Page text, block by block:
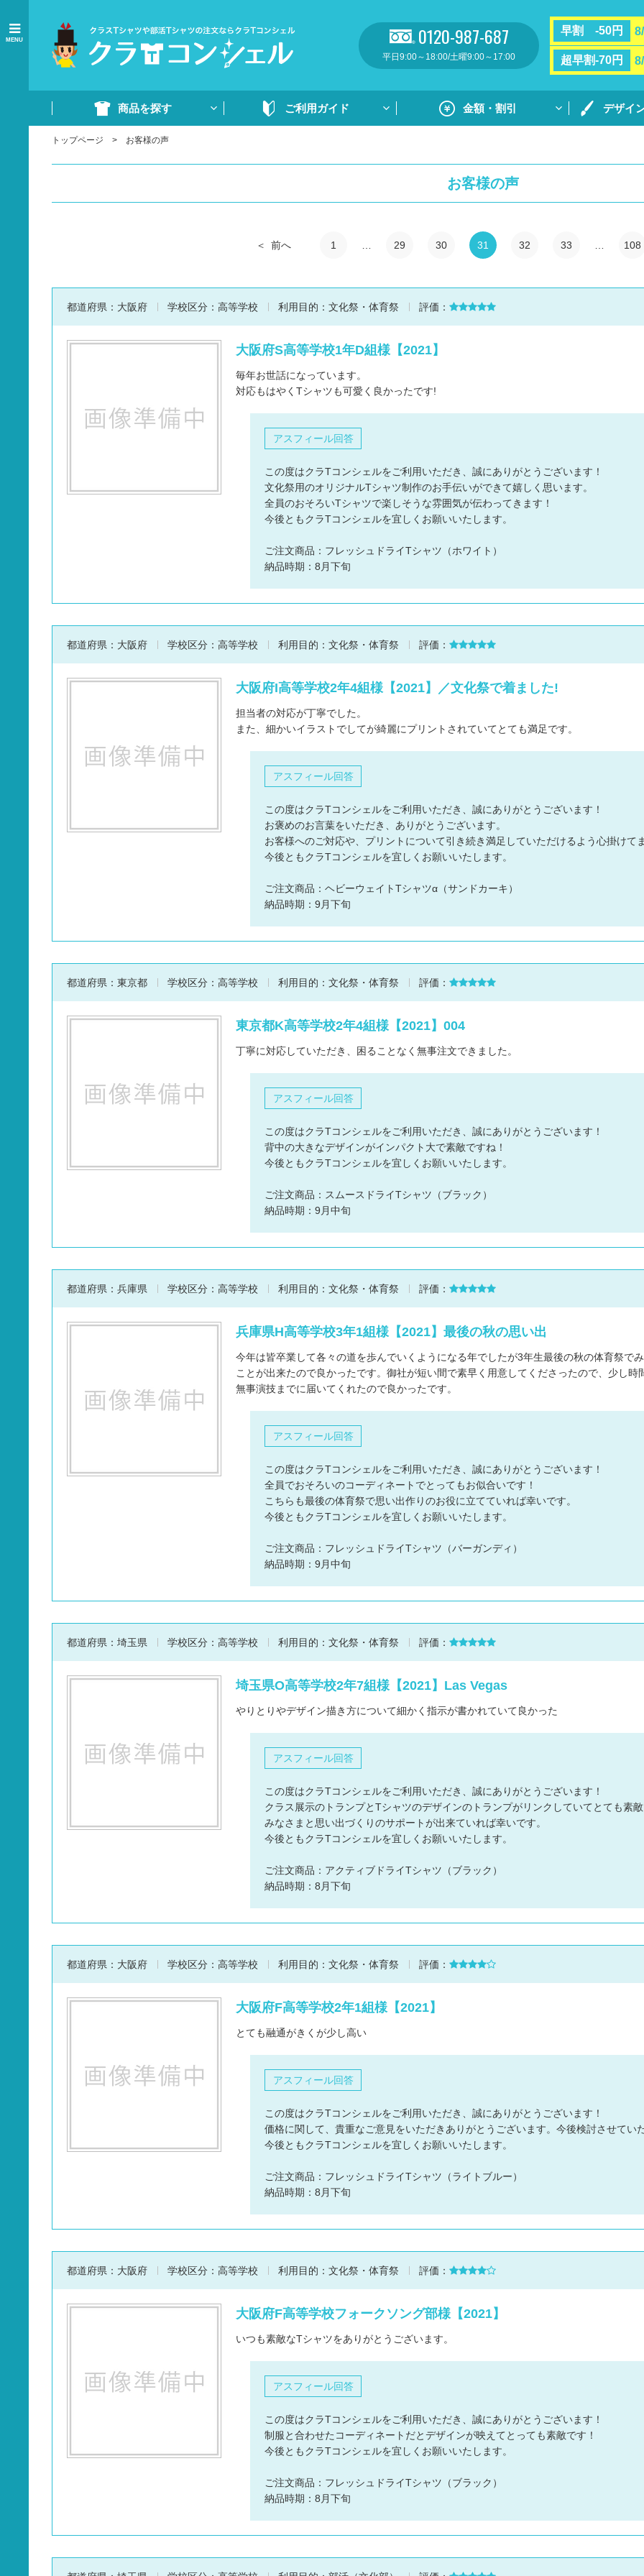
0120-987-687
平日9:00～18:00/土曜9:00～17:00
早割 -50円
超早割-70円
商品を探す
部活ウェア・ジャージ
イベントウェア
ご利用ガイド 金額・割引
お支払い方法・送料
デザイ
ト
トップページ お客様の声
お客様の声
前へ 1 29 30 31 32 33 108
都道府県： 大阪府 学校区分： 高等学校 利用目的： 文化祭・体育祭 評価：
大阪府S高等学校1年D組様【2021】
毎年お世話になっています。
対応もはやくTシャツも可愛く良かったです!
アスフィール回答
この度はクラTコンシェルをご利用いただき、誠にありがとうございます！
文化祭用のオリジナルTシャツ制作のお手伝いができて嬉しく思います。
全員のおそろいTシャツで楽しそうな雰囲気が伝わってきます！
今後ともクラTコンシェルを宜しくお願いいたします。
ご注文商品：フレッシュドライTシャツ（ホワイト）
納品時期：8月下旬
都道府県： 大阪府 学校区分： 高等学校 利用目的： 文化祭・体育祭 評価：
大阪府I高等学校2年4組様【2021】／文化祭で着ました!
担当者の対応が丁寧でした。
また、細かいイラストでしてが綺麗にプリントされていてとても満足です。
アスフィール回答
この度はクラTコンシェルをご利用いただき、誠にありがとうございます！
お褒めのお言葉をいただき、ありがとうございます。
お客様へのご対応や、プリントについて引き続き満足していただけるよう心掛けて
今後ともクラTコンシェルを宜しくお願いいたします。
ご注文商品：ヘビーウェイトTシャツα（サンドカーキ）
納品時期：9月下旬
都道府県： 東京都 学校区分： 高等学校 利用目的： 文化祭・体育祭 評価：
東京都K高等学校2年4組様【2021】004
丁寧に対応していただき、困ることなく無事注文できました。
アスフィール回答
この度はクラTコンシェルをご利用いただき、誠にありがとうございます！
背中の大きなデザインがインパクト大で素敵ですね！
今後ともクラTコンシェルを宜しくお願いいたします。
ご注文商品：スムースドライTシャツ（ブラック）
納品時期：9月中旬
都道府県： 兵庫県 学校区分： 高等学校 利用目的： 文化祭・体育祭 評価：
兵庫県H高等学校3年1組様【2021】最後の秋の思い出
今年は皆卒業して各々の道を歩んでいくようになる年でしたが3年生最後の秋の体育祭で
ことが出来たので良かったです。御社が短い間で素早く用意してくださったので、少し時
無事演技までに届いてくれたので良かったです。
アスフィール回答
この度はクラTコンシェルをご利用いただき、誠にありがとうございます！
全員でおそろいのコーディネートでとってもお似合いです！
こちらも最後の体育祭で思い出作りのお役に立てていれば幸いです。
今後ともクラTコンシェルを宜しくお願いいたします。
ご注文商品：フレッシュドライTシャツ（バーガンディ）
納品時期：9月中旬
都道府県： 埼玉県 学校区分： 高等学校 利用目的： 文化祭・体育祭 評価：
埼玉県O高等学校2年7組様【2021】Las Vegas
やりとりやデザイン描き方について細かく指示が書かれていて良かった
アスフィール回答
この度はクラTコンシェルをご利用いただき、誠にありがとうございます！
クラス展示のトランプとTシャツのデザインのトランプがリンクしていてとても素
みなさまと思い出づくりのサポートが出来ていれば幸いです。
今後ともクラTコンシェルを宜しくお願いいたします。
ご注文商品：アクティブドライTシャツ（ブラック）
納品時期：8月下旬
都道府県： 大阪府 学校区分： 高等学校 利用目的： 文化祭・体育祭 評価：
大阪府F高等学校2年1組様【2021】
とても融通がきくが少し高い
アスフィール回答
この度はクラTコンシェルをご利用いただき、誠にありがとうございます！
価格に関して、貴重なご意見をいただきありがとうございます。今後検討させてい
今後ともクラTコンシェルを宜しくお願いいたします。
ご注文商品：フレッシュドライTシャツ（ライトブルー）
納品時期：8月下旬
都道府県： 大阪府 学校区分： 高等学校 利用目的： 文化祭・体育祭 評価：
大阪府F高等学校フォークソング部様【2021】
いつも素敵なTシャツをありがとうございます。
アスフィール回答
この度はクラTコンシェルをご利用いただき、誠にありがとうございます！
制服と合わせたコーディネートだとデザインが映えてとっても素敵です！
今後ともクラTコンシェルを宜しくお願いいたします。
ご注文商品：フレッシュドライTシャツ（ブラック）
納品時期：8月下旬
MENU